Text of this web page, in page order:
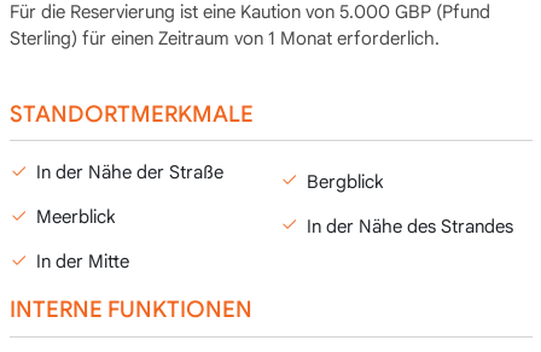
Für die Reservierung ist eine Kaution von 5.000 GBP (Pfund
Sterling) für einen Zeitraum von 1 Monat erforderlich.
STANDORTMERKMALE
In der Nähe der Straße
Meerblick
In der Mitte
Bergblick
In der Nähe des Strandes
INTERNE FUNKTIONEN